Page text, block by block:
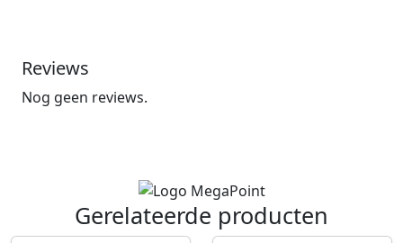
Reviews
Nog geen reviews.
Gerelateerde producten